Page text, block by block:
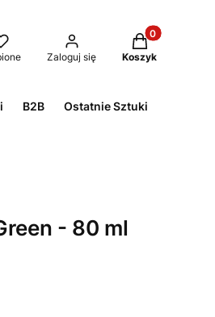
Zaloguj się
Produkty w
Koszyk
B2B Ostatnie Sztuki
- 80 ml